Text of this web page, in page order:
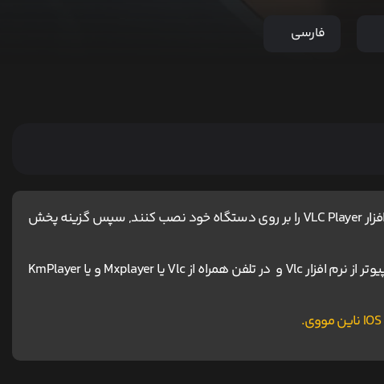
فارسی
کاربران آیفون و مک ، برای اجرای پخش آنلاین باید نرم افزار VLC Player را بر روی دستگاه خود نصب کنند, سپس گزینه پخش
برای دانلود و اجرای فیلم ها پیشنهاد می شود در کامپیوتر از نرم افزار Vlc و در تلفن همراه از Vlc یا Mxplayer و یا KmPlayer